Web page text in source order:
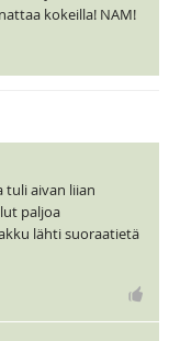
kokeilla! NAM!
tuli aivan liian
paljoa
lähti suoraatietä